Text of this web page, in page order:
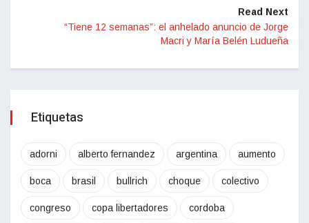
Read Next
“Tiene 12 semanas”: el anhelado anuncio de Jorge
Macri y María Belén Ludueña
Etiquetas
adorni alberto fernandez argentina aumento
boca brasil bullrich choque colectivo
congreso copa libertadores cordoba